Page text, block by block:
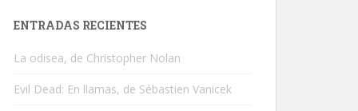
ENTRADAS RECIENTES
La odisea, de Christopher Nolan
Evil Dead: En llamas, de Sébastien Vanicek